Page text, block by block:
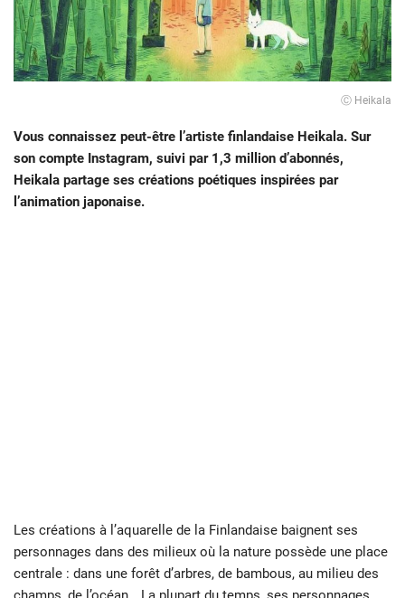
Ⓒ Heikala
Vous connaissez peut-être l’artiste finlandaise Heikala. Sur
son compte Instagram, suivi par 1,3 million d’abonnés,
Heikala partage ses créations poétiques inspirées par
l’animation japonaise.
Les créations à l’aquarelle de la Finlandaise baignent ses
personnages dans des milieux où la nature possède une place
centrale : dans une forêt d’arbres, de bambous, au milieu des